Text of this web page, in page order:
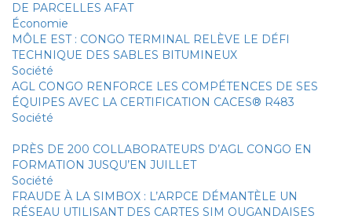
DE PARCELLES AFAT
Économie
MÔLE EST : CONGO TERMINAL RELÈVE LE DÉFI
TECHNIQUE DES SABLES BITUMINEUX
Société
AGL CONGO RENFORCE LES COMPÉTENCES DE SES
ÉQUIPES AVEC LA CERTIFICATION CACES® R483
Société
PRÈS DE 200 COLLABORATEURS D’AGL CONGO EN
FORMATION JUSQU’EN JUILLET
Société
FRAUDE À LA SIMBOX : L’ARPCE DÉMANTÈLE UN
RÉSEAU UTILISANT DES CARTES SIM OUGANDAISES